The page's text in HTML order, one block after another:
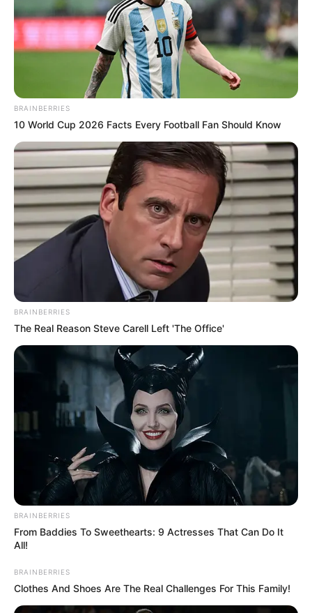
BRAINBERRIES
10 World Cup 2026 Facts Every Football Fan Should Know
BRAINBERRIES
The Real Reason Steve Carell Left 'The Office'
BRAINBERRIES
From Baddies To Sweethearts: 9 Actresses That Can Do It
All!
BRAINBERRIES
Clothes And Shoes Are The Real Challenges For This Family!